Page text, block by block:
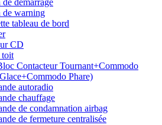
démarrage
de warning
tableau de bord
CD
toit
Contacteur Tournant+Commodo
Phare)
autoradio
chauffage
de condamnation airbag
de fermeture centralisée